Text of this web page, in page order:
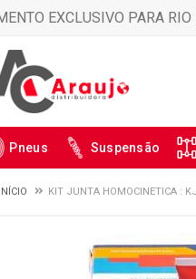
EXCLUSIVO PARA
Pneus Suspensão
INÍCIO KIT JUNTA HOMOCINETICA :